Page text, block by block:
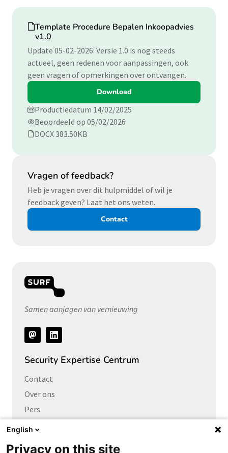
Download
Template Procedure Bepalen Inkoopadvies
v1.0
Update 05-02-2026: Versie 1.0 is nog steeds
actueel, geen redenen voor aanpassingen, ook
geen vragen of opmerkingen over ontvangen.
Download
Productiedatum 14/02/2025
Beoordeeld op 05/02/2026
DOCX 383.50KB
Vragen of feedback?
Heb je vragen over dit hulpmiddel of wil je
feedback geven? Laat het ons weten.
Contact
Samen aanjagen van vernieuwing
Volg
ons
Security Expertise Centrum
Contact
Over ons
Pers
Vacatures
Links naar
English
Privacy on this site